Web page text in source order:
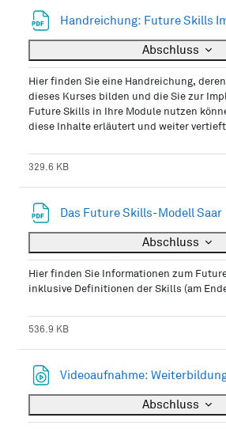
Handreichung: Future Skills
Abschluss
Hier finden Sie eine Handreichung,
dieses Kurses bilden und die Sie zur
Future Skills in Ihre Module nutzen
diese Inhalte erläutert und weiter
329.6 KB
Das Future Skills-Modell Saar
Abschluss
Hier finden Sie Informationen zum
inklusive Definitionen der Skills (am
536.9 KB
Videoaufnahme:
Abschluss